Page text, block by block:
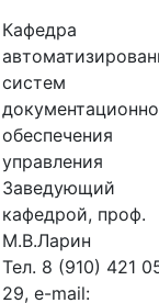
Кафедра
систем
обеспечения
управления
Заведующий
кафедрой, проф.
М.В.Ларин
Тел. 8 (910) 421
29, e-mail: